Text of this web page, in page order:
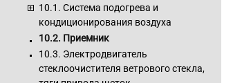
10.1. Система подогрева и
кондиционирования воздуха
10.2. Приемник
10.3. Электродвигатель
стеклоочистителя ветрового стекла,